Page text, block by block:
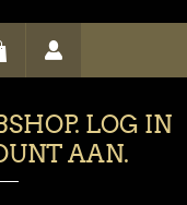
LOG IN
AAN.